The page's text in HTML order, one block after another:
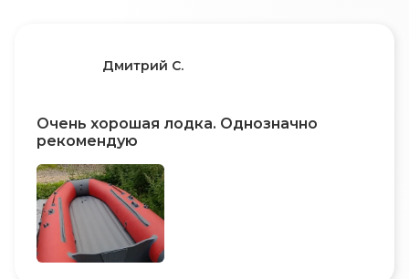
Дмитрий С.
Очень хорошая лодка. Однозначно
рекомендую